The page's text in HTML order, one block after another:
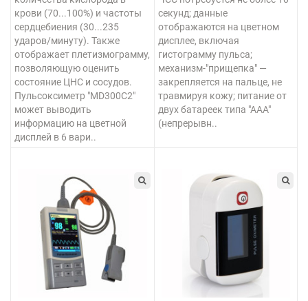
крови (70...100%) и частоты
сердцебиения (30...235
ударов/минуту). Также
отображает плетизмограмму,
позволяющую оценить
состояние ЦНС и сосудов.
Пульсоксиметр "MD300C2"
может выводить
информацию на цветной
дисплей в 6 вари..
секунд; данные
отображаются на цветном
дисплее, включая
гистограмму пульса;
механизм-"прищепка" —
закрепляется на пальце, не
травмируя кожу; питание от
двух батареек типа "ААА"
(непрерывн..